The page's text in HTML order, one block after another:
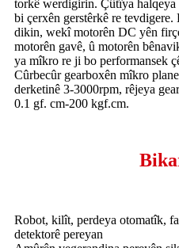
torkê werdigirin. Çûtîya
bi çerxên gerstêrkê re
dikin, wekî motorên DC yên
motorên gavê, û motorên
ya mîkro re ji bo performansek
Cûrbecûr gearboxên mîkro
derketinê 3-3000rpm, rêjeya
0.1 gf. cm-200 kgf.cm.
Robot, kilît, perdeya otomatîk,
detektorê pereyan